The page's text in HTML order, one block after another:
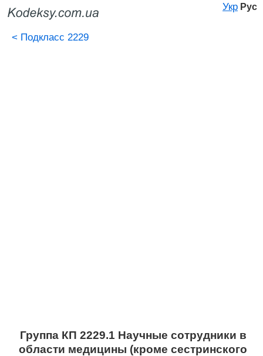
Укр Рус
< Подкласс 2229
Группа КП 2229.1 Научные сотрудники в
области медицины (кроме сестринского